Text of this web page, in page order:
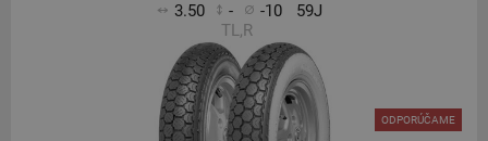
3.50 - -10
59J
TL,R
ODPORÚČAME